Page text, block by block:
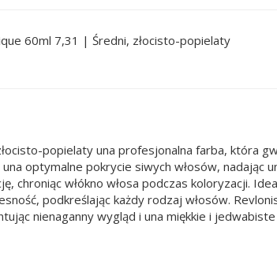
60ml 7,31 | Średni, złocisto-popielaty
popielaty una profesjonalna farba, która
optymalne pokrycie siwych włosów, nadając
chroniąc włókno włosa podczas koloryzacji.
podkreślając każdy rodzaj włosów.
nienaganny wygląd i una miękkie i jedwabiste